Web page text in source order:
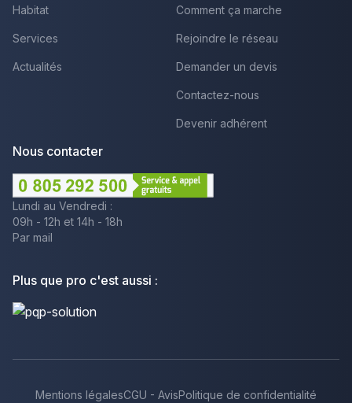
Habitat
Services
Actualités
Comment ça marche
Rejoindre le réseau
Demander un devis
Contactez-nous
Devenir adhérent
Nous contacter
Lundi au Vendredi :
09h - 12h et 14h - 18h
Par mail
Plus que pro c'est aussi :
Mentions légalesCGU - AvisPolitique de confidentialité